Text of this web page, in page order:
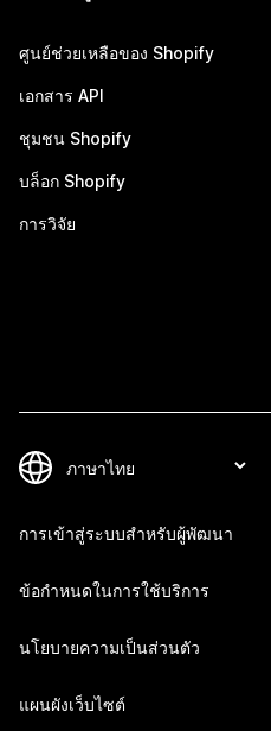
ศูนย์ช่วยเหลือของ Shopify
เอกสาร API
ชุมชน Shopify
บล็อก Shopify
การวิจัย
การเข้าสู่ระบบสำหรับผู้พัฒนา
ข้อกำหนดในการใช้บริการ
นโยบายความเป็นส่วนตัว
แผนผังเว็บไซต์